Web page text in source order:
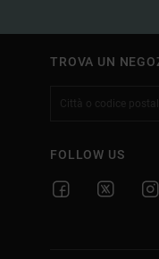
TROVA UN
FOLLOW US